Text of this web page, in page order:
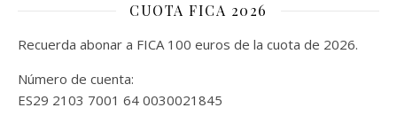
CUOTA FICA 2026
Recuerda abonar a FICA 100 euros de la cuota de 2026.
Número de cuenta:
ES29 2103 7001 64 0030021845